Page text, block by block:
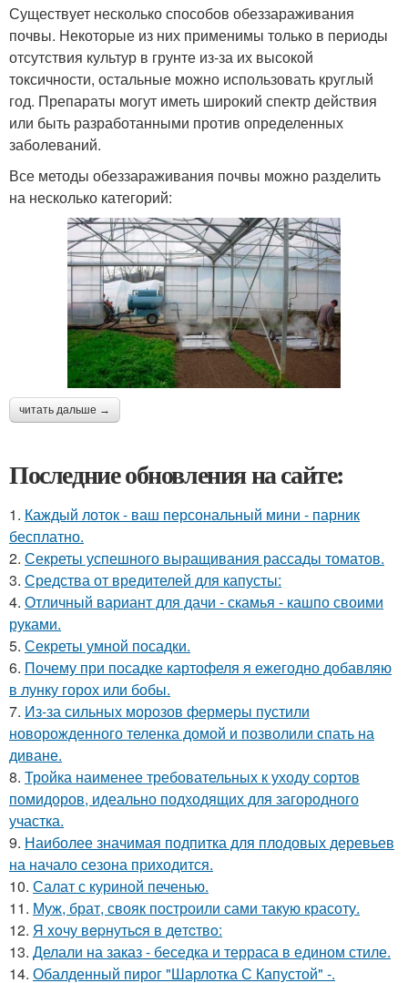
Существует несколько способов обеззараживания
почвы. Некоторые из них применимы только в периоды
отсутствия культур в грунте из-за их высокой
токсичности, остальные можно использовать круглый
год. Препараты могут иметь широкий спектр действия
или быть разработанными против определенных
заболеваний.
Все методы обеззараживания почвы можно разделить
на несколько категорий:
читать дальше →
Последние обновления на сайте:
1. Каждый лоток - ваш персональный мини - парник
бесплатно.
2. Секреты успешного выращивания рассады томатов.
3. Средства от вредителей для капусты:
4. Отличный вариант для дачи - скамья - кашпо своими
руками.
5. Секреты умной посадки.
6. Почему при посадке картофеля я ежегодно добавляю
в лунку горох или бобы.
7. Из-за сильных морозов фермеры пустили
новорожденного теленка домой и позволили спать на
диване.
8. Тройка наименее требовательных к уходу сортов
помидоров, идеально подходящих для загородного
участка.
9. Наиболее значимая подпитка для плодовых деревьев
на начало сезона приходится.
10. Салат с куриной печенью.
11. Муж, брат, свояк построили сами такую красоту.
12. Я xoчу вepнутьcя в дeтcтвo:
13. Делали на заказ - беседка и терраса в едином стиле.
14. Обалденный пирог "Шарлотка С Капустой" -.